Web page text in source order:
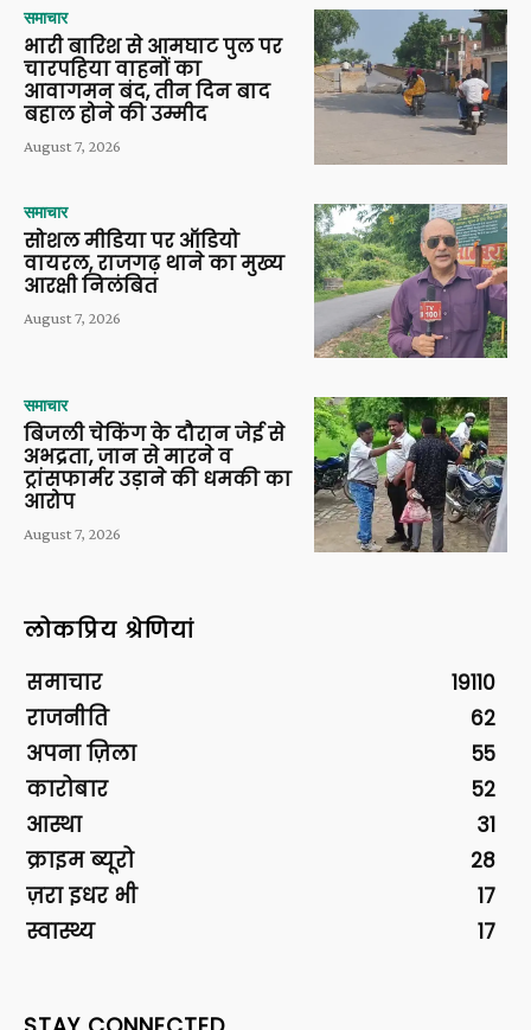
समाचार
भारी बारिश से आमघाट पुल पर
चारपहिया वाहनों का
आवागमन बंद, तीन दिन बाद
बहाल होने की उम्मीद
August 7, 2026
समाचार
सोशल मीडिया पर ऑडियो
वायरल, राजगढ़ थाने का मुख्य
आरक्षी निलंबित
August 7, 2026
समाचार
बिजली चेकिंग के दौरान जेई से
अभद्रता, जान से मारने व
ट्रांसफार्मर उड़ाने की धमकी का
आरोप
August 7, 2026
लोकप्रिय श्रेणियां
समाचार
19110
राजनीति
62
अपना ज़िला
55
कारोबार
52
आस्था
31
क्राइम ब्यूरो
28
ज़रा इधर भी
17
स्वास्थ्य
17